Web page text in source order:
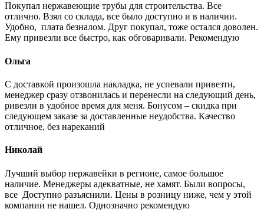
Покупал нержавеющие трубы для строительства. Все
отлично. Взял со склада, все было доступно и в наличии.
Удобно, плата безналом. Друг покупал, тоже остался доволен.
Ему привезли все быстро, как обговаривали. Рекомендую
Ольга
С доставкой произошла накладка, не успевали привезти,
менеджер сразу отзвонилась и перенесли на следующий день,
ривезли в удобное время для меня. Бонусом – скидка при
следующем заказе за доставленные неудобства. Качество
отличное, без нареканий
Николай
Лучший выбор нержавейки в регионе, самое большое
наличие. Менеджеры адекватные, не хамят. Были вопросы,
все Доступно разъяснили. Цены в розницу ниже, чем у этой
компании не нашел. Однозначно рекомендую